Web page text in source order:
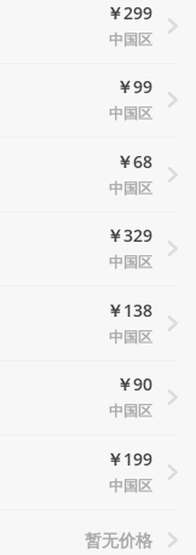
￥299
中国区
￥99
中国区
￥68
中国区
￥329
中国区
￥138
中国区
￥90
中国区
￥199
中国区
暂无价格